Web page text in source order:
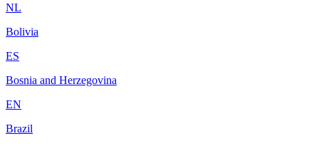
NL
Bolivia
ES
Bosnia and Herzegovina
EN
Brazil